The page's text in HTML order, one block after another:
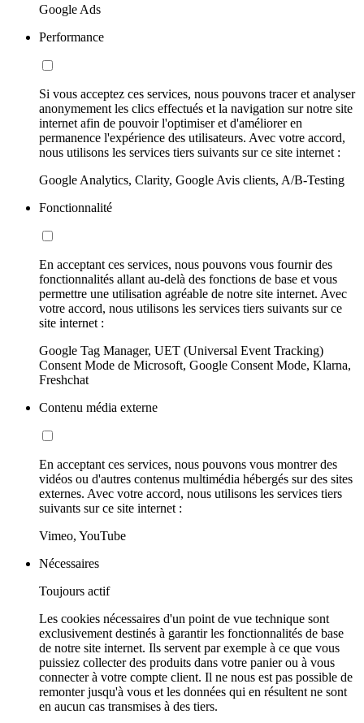
Google Ads
Performance
Si vous acceptez ces services, nous pouvons tracer et analyser
anonymement les clics effectués et la navigation sur notre site
internet afin de pouvoir l'optimiser et d'améliorer en
permanence l'expérience des utilisateurs. Avec votre accord,
nous utilisons les services tiers suivants sur ce site internet :
Google Analytics, Clarity, Google Avis clients, A/B-Testing
Fonctionnalité
En acceptant ces services, nous pouvons vous fournir des
fonctionnalités allant au-delà des fonctions de base et vous
permettre une utilisation agréable de notre site internet. Avec
votre accord, nous utilisons les services tiers suivants sur ce
site internet :
Google Tag Manager, UET (Universal Event Tracking)
Consent Mode de Microsoft, Google Consent Mode, Klarna,
Freshchat
Contenu média externe
En acceptant ces services, nous pouvons vous montrer des
vidéos ou d'autres contenus multimédia hébergés sur des sites
externes. Avec votre accord, nous utilisons les services tiers
suivants sur ce site internet :
Vimeo, YouTube
Nécessaires
Toujours actif
Les cookies nécessaires d'un point de vue technique sont
exclusivement destinés à garantir les fonctionnalités de base
de notre site internet. Ils servent par exemple à ce que vous
puissiez collecter des produits dans votre panier ou à vous
connecter à votre compte client. Il ne nous est pas possible de
remonter jusqu'à vous et les données qui en résultent ne sont
en aucun cas transmises à des tiers.